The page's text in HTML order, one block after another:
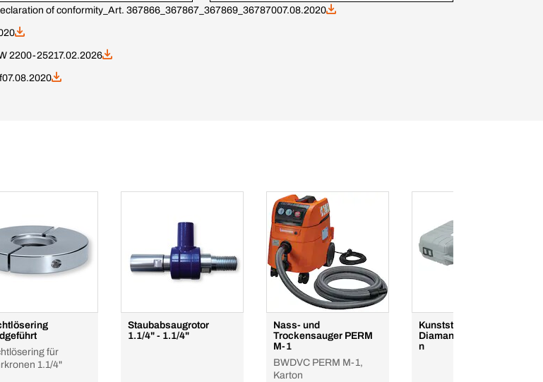
of conformity_Art. 367866_367867_367869_36787007.08.2020
2200-25217.02.2026
07.08.2020
für
1.1/4"
Staubabsaugrotor
1.1/4" - 1.1/4"
Nass- und
Trockensauger PERM
M-1
BWDVC PERM M-1,
Karton
Kunststoffkoffer für
Diamantbohrmaschine
n